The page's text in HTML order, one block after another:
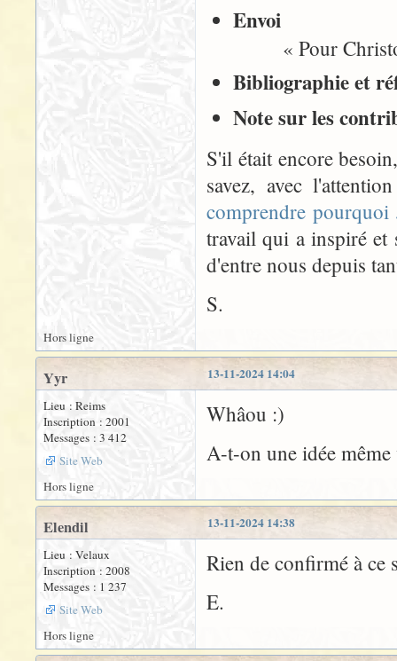
Envoi
« Pour
Bibliographie et
Note sur les
S'il était encore
savez, avec
comprendre
travail qui a inspiré et
d'entre nous depuis
S.
Hors ligne
13-11-2024 14:04
Yyr
Lieu : Reims
Inscription : 2001
Messages : 3 412
Site Web
Whâou :)
A-t-on une idée
Hors ligne
13-11-2024 14:38
Elendil
Lieu : Velaux
Inscription : 2008
Messages : 1 237
Site Web
Rien de confirmé à ce
E.
Hors ligne